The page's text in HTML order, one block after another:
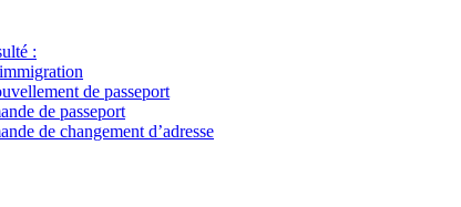
:
de passeport
de passeport
de changement d’adresse